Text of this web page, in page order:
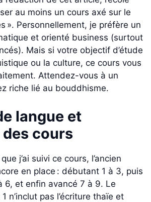
au moins un cours axé sur le
». Personnellement, je préfère un
et orienté business (surtout
Mais si votre objectif d’étude
ou la culture, ce cours vous
Attendez-vous à un
riche lié au bouddhisme.
langue et
cours
j’ai suivi ce cours, l’ancien
en place : débutant 1 à 3, puis
6, et enfin avancé 7 à 9. Le
n’inclut pas l’écriture thaïe et